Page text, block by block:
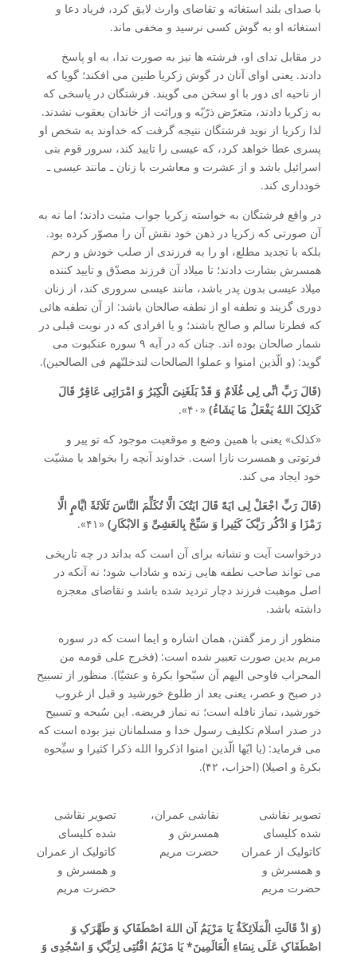
با صدای بلند استغاثه و تقاضای وارث لایق کرد، فریاد دعا و
استغاثه او به گوش کسی نرسید و مخفی ماند.
در مقابل ندای او، فرشته ها نیز به صورت ندا، به او پاسخ
دادند. یعنی اوای آنان در گوش زکریا طنین می افکند؛ گویا که
از ناحیه ای دور با او سخن می گویند. فرشتگان در پاسخی که
به زکریا دادند، متعرّض ذرّیّه و وراثت از خاندان یعقوب نشدند.
لذا زکریا از نوید فرشتگان نتیجه گرفت که خداوند به شخص او
پسری عطا خواهد کرد، که عیسی را تایید کند، سرور قوم بنی
اسرائیل باشد و از عشرت و معاشرت با زنان ـ مانند عیسی ـ
خودداری کند.
در واقع فرشتگان به خواسته زکریا جواب مثبت دادند؛ اما نه به
آن صورتی که زکریا در ذهن خود نقش آن را مصوّر کرده بود.
بلکه با تجدید مطلع، او را به فرزندی از صلب خودش و رحم
همسرش بشارت دادند؛ تا میلاد آن فرزند مصدّق و تایید کننده
میلاد عیسی بدون پدر باشد، مانند عیسی سروری کند، از زنان
دوری گزیند و نطفه او از نطفه صالحان باشد: از آن نطفه هائی
که فطرتا سالم و صالح باشند؛ و یا افرادی که در نوبت قبلی در
شمار صالحان بوده اند. چنان که در آیه ۹ سوره عنکبوت می
گوید: (و الّذین امنوا و عملوا الصالحات لندخلنّهم فی الصالحین).
(قَالَ رَبِّ انِّی لِی غُلَامٌ وَ قَدْ بَلَغَنِیَ الْکِبَرُ وَ امْرَاتِی عَاقِرٌ قَالَ
کَذلِکَ اللهُ یَفْعَلُ مَا یَشَاءُ) «۴۰».
«کذلک» یعنی با همین وضع و موقعیت موجود که تو پیر و
فرتوتی و همسرت نازا است. خداوند آنچه را بخواهد با مشیّت
خود ایجاد می کند.
(قَالَ رَبِّ اجْعَلْ لِی ایَۀً قَالَ ایَتُکَ الَّا تُکَلِّمَ النَّاسَ ثَلَاثَۀَ ایِّامٍ الَّا
رَمْزَا وَ اذْکُر رَبَّکَ کَثِیرا وَ سَبِّحْ بِالعَشِیِّ وَ الابْکَارِ) «۴۱».
درخواست آیت و نشانه برای آن است که بداند در چه تاریخی
می تواند صاحب نطفه هایی زنده و شاداب شود؛ نه آنکه در
اصل موهبت فرزند دچار تردید شده باشد و تقاضای معجزه
داشته باشد.
منظور از رمز گفتن، همان اشاره و ایما است که در سوره
مریم بدین صورت تعبیر شده است: (فخرج علی قومه من
المحراب فاوحی الیهم آن سبّحوا بکرۀ و عشیّا). منظور از تسبیح
در صبح و عصر، یعنی بعد از طلوع خورشید و قبل از غروب
خورشید، نماز نافله است؛ نه نماز فریضه. این سُبحه و تسبیح
در صدر اسلام تکلیف رسول خدا و مسلمانان نیز بوده است که
می فرماید: (یا ایّها الّذین امنوا اذکروا الله ذکرا کثیرا و سبِّحوه
بکرۀ و اصیلا) (احزاب، ۴۲).
تصویر نقاشی
شده کلیسای
کاتولیک از عمران
و همسرش و
حضرت مریم
نقاشی عمران،
همسرش و
حضرت مریم
تصویر نقاشی
شده کلیسای
کاتولیک از عمران
و همسرش و
حضرت مریم
(وَ اذْ قَالَتِ الْمَلَائِکَۀُ یَا مَرْیَمُ آن اللهَ اصْطَفَاکِ وَ طَهَّرَکِ وَ
اصْطَفَاکِ عَلَی نِسَاءِ الْعَالَمِینَ* یَا مَرْیَمُ اقْنُتِی لِرَبِّکِ وَ اسْجُدِی وَ